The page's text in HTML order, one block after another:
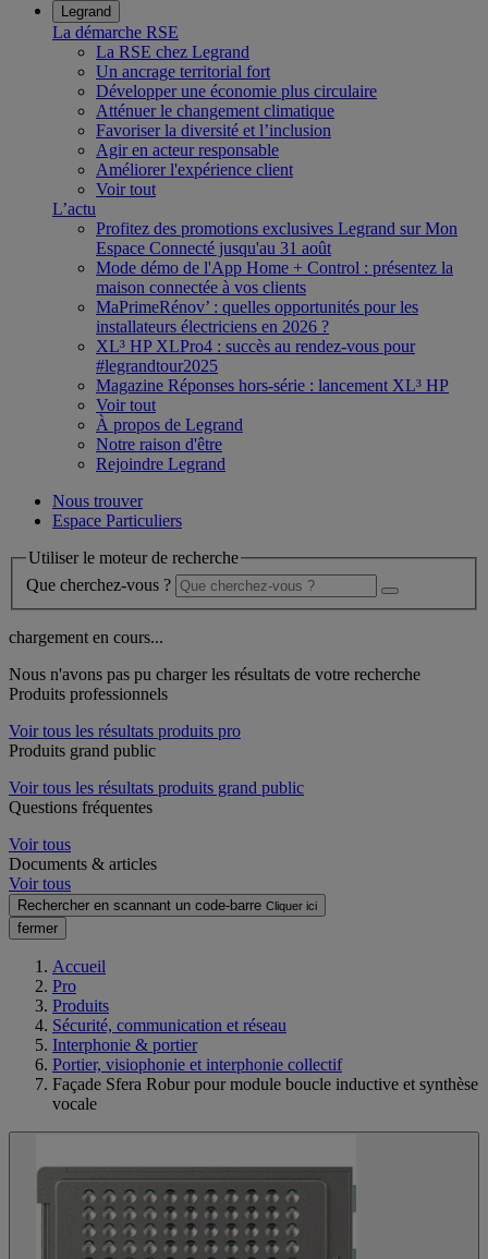
Legrand
La démarche RSE
La RSE chez Legrand
Un ancrage territorial fort
Développer une économie plus circulaire
Atténuer le changement climatique
Favoriser la diversité et l’inclusion
Agir en acteur responsable
Améliorer l'expérience client
Voir tout
L’actu
Profitez des promotions exclusives Legrand sur Mon
Espace Connecté jusqu'au 31 août
Mode démo de l'App Home + Control : présentez la
maison connectée à vos clients
MaPrimeRénov’ : quelles opportunités pour les
installateurs électriciens en 2026 ?
XL³ HP XLPro4 : succès au rendez-vous pour
#legrandtour2025
Magazine Réponses hors-série : lancement XL³ HP
Voir tout
À propos de Legrand
Notre raison d'être
Rejoindre Legrand
Nous trouver
Espace Particuliers
Utiliser le moteur de recherche
Que cherchez-vous ?
chargement en cours...
Nous n'avons pas pu charger les résultats de votre recherche
Produits professionnels
Voir tous les résultats produits pro
Produits grand public
Voir tous les résultats produits grand public
Questions fréquentes
Voir tous
Documents & articles
Voir tous
Rechercher en scannant un code-barre Cliquer ici
fermer
Accueil
Pro
Produits
Sécurité, communication et réseau
Interphonie & portier
Portier, visiophonie et interphonie collectif
Façade Sfera Robur pour module boucle inductive et synthèse
vocale